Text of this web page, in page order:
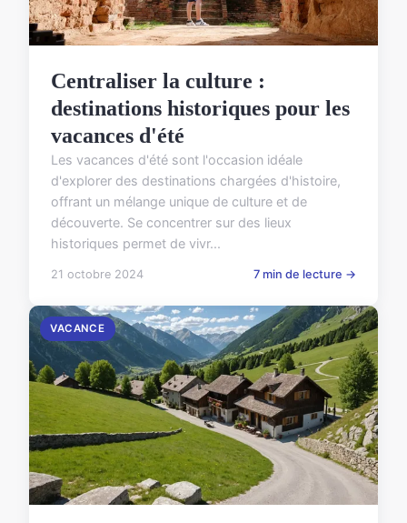
Centraliser la culture :
destinations historiques pour les
vacances d'été
Les vacances d'été sont l'occasion idéale
d'explorer des destinations chargées d'histoire,
offrant un mélange unique de culture et de
découverte. Se concentrer sur des lieux
historiques permet de vivr...
21 octobre 2024 7 min de lecture →
VACANCE